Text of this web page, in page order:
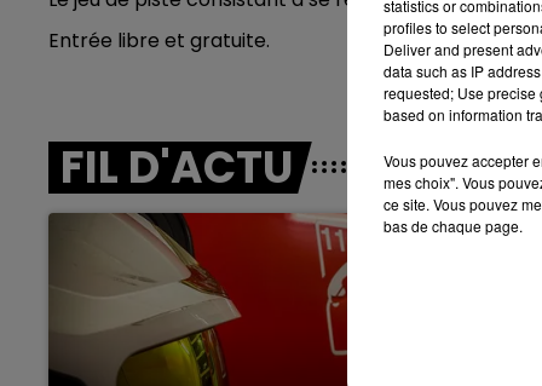
LE BEST OF DE LA FAMILLE
CHAMPAGNE FM
Entrée libre et gratuite.
FIL D'ACTU
statistics or
profiles to select
Deliver and present
data such as IP
requested; Use precise
based on information
Vous pouvez accepter
mes choix". Vous
ce site. Vous pouvez
bas de chaque page.